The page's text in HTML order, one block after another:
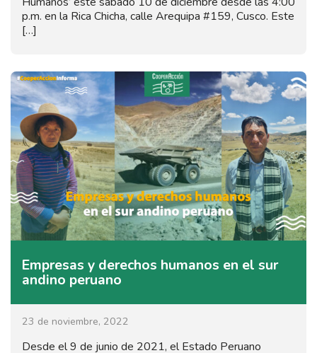
p.m. en la Rica Chicha, calle Arequipa #159, Cusco. Este
[…]
Empresas y derechos humanos en el sur
andino peruano
23 de noviembre, 2022
Desde el 9 de junio de 2021, el Estado Peruano